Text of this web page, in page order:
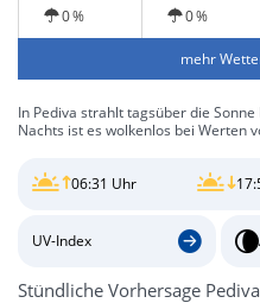
0 % 0 %
mehr
In Pediva strahlt tagsüber die
Nachts ist es wolkenlos bei Werten
06:31 Uhr
UV-Index
Stündliche Vorhersage Pediva